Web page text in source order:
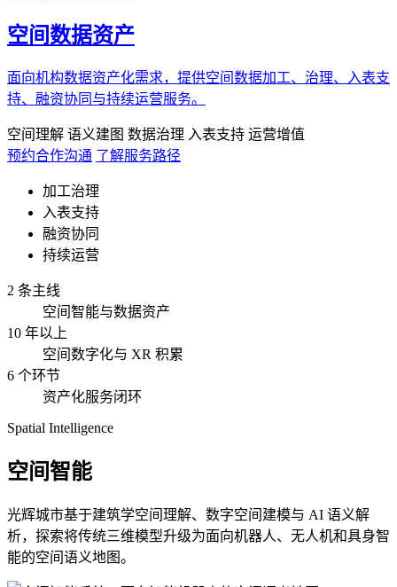
空间数据资产
面向机构数据资产化需求，提供空间数据加工、治理、入表支
持、融资协同与持续运营服务。
空间理解 语义建图 数据治理 入表支持 运营增值
预约合作沟通 了解服务路径
加工治理
入表支持
融资协同
持续运营
2 条主线
空间智能与数据资产
10 年以上
空间数字化与 XR 积累
6 个环节
资产化服务闭环
Spatial Intelligence
空间智能
光辉城市基于建筑学空间理解、数字空间建模与 AI 语义解
析，探索将传统三维模型升级为面向机器人、无人机和具身智
能的空间语义地图。